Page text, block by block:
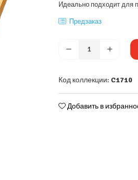
Идеально подходит для
Предзаказ
Код коллекции: C1710
Добавить в